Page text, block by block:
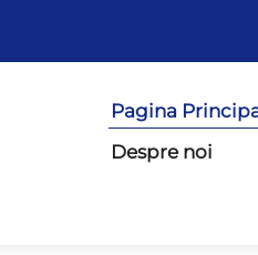
Pagina
Despre noi